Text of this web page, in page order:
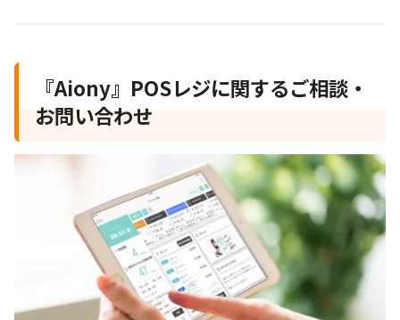
『Aiony』POSレジに関するご相談・
お問い合わせ